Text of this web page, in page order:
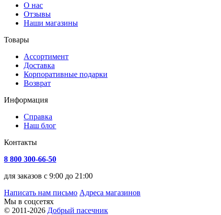
О нас
Отзывы
Наши магазины
Товары
Ассортимент
Доставка
Корпоративные подарки
Возврат
Информация
Справка
Наш блог
Контакты
8 800 300-66-50
для заказов с 9:00 до 21:00
Написать нам письмо Адреса магазинов
Мы в соцсетях
© 2011-2026 Добрый пасечник